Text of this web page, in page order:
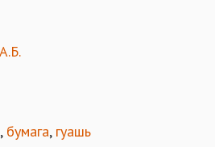
, бумага, гуашь